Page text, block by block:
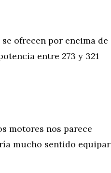
ofrecen por encima de
entre 273 y 321
motores nos parece
mucho sentido equipar